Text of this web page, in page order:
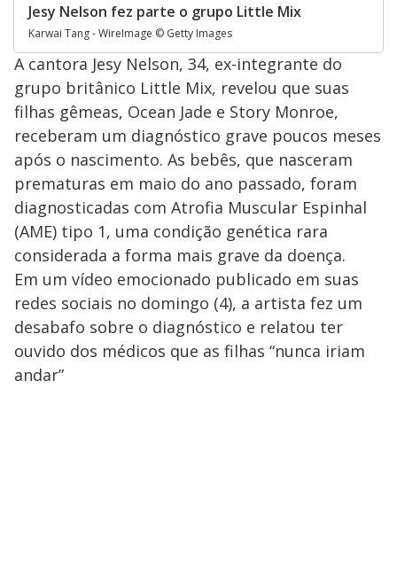
Jesy Nelson fez parte o grupo Little Mix
Karwai Tang - WireImage © Getty Images
A cantora Jesy Nelson, 34, ex-integrante do
grupo britânico Little Mix, revelou que suas
filhas gêmeas, Ocean Jade e Story Monroe,
receberam um diagnóstico grave poucos meses
após o nascimento. As bebês, que nasceram
prematuras em maio do ano passado, foram
diagnosticadas com Atrofia Muscular Espinhal
(AME) tipo 1, uma condição genética rara
considerada a forma mais grave da doença.
Em um vídeo emocionado publicado em suas
redes sociais no domingo (4), a artista fez um
desabafo sobre o diagnóstico e relatou ter
ouvido dos médicos que as filhas “nunca iriam
andar”